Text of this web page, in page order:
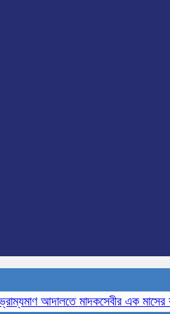
আদালতে মাদকসেবীর এক মাসের